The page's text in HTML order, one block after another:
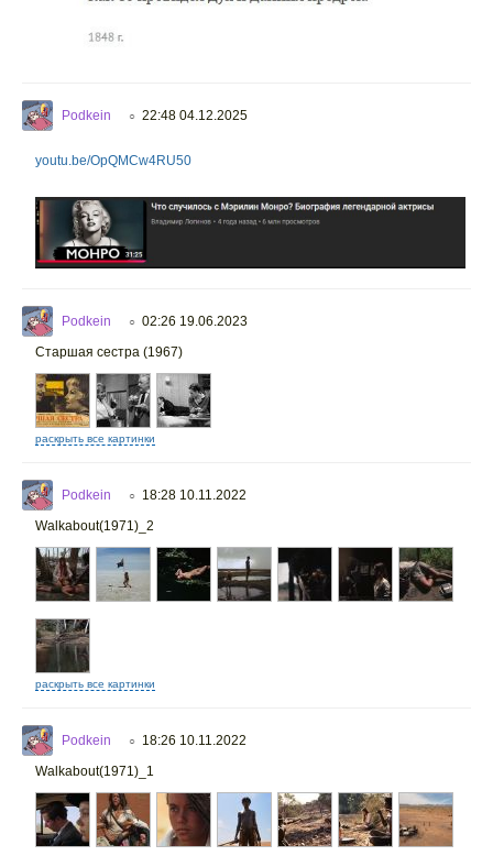
Podkein ○ 22:48 04.12.2025
youtu.be/OpQMCw4RU50
Podkein ○ 02:26 19.06.2023
Старшая сестра (1967)
раскрыть все картинки
Podkein ○ 18:28 10.11.2022
Walkabout(1971)_2
раскрыть все картинки
Podkein ○ 18:26 10.11.2022
Walkabout(1971)_1